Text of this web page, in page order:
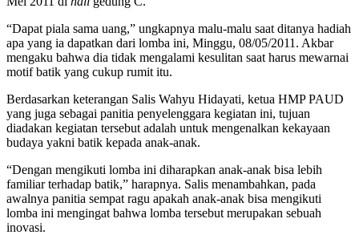
“Dapat piala sama uang,” ungkapnya malu-malu saat ditanya hadiah
apa yang ia dapatkan dari lomba ini, Minggu, 08/05/2011. Akbar
mengaku bahwa dia tidak mengalami kesulitan saat harus mewarnai
motif batik yang cukup rumit itu.
Berdasarkan keterangan Salis Wahyu Hidayati, ketua HMP PAUD
yang juga sebagai panitia penyelenggara kegiatan ini, tujuan
diadakan kegiatan tersebut adalah untuk mengenalkan kekayaan
budaya yakni batik kepada anak-anak.
“Dengan mengikuti lomba ini diharapkan anak-anak bisa lebih
familiar terhadap batik,” harapnya. Salis menambahkan, pada
awalnya panitia sempat ragu apakah anak-anak bisa mengikuti
lomba ini mengingat bahwa lomba tersebut merupakan sebuah
inovasi.